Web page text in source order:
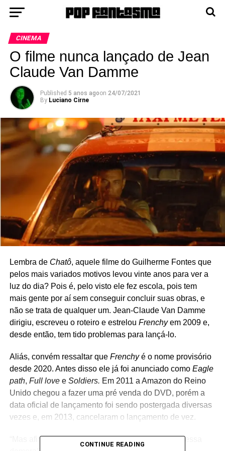
CINEMA
O filme nunca lançado de Jean
Claude Van Damme
Published 5 anos agoon 24/07/2021
By Luciano Cirne
Lembra de Chatô, aquele filme do Guilherme Fontes que
pelos mais variados motivos levou vinte anos para ver a
luz do dia? Pois é, pelo visto ele fez escola, pois tem
mais gente por aí sem conseguir concluir suas obras, e
não se trata de qualquer um. Jean-Claude Van Damme
dirigiu, escreveu o roteiro e estrelou Frenchyem 2009 e,
desde então, tem tido problemas para lançá-lo.
Aliás, convém ressaltar que Frenchyé o nome provisório
desde 2020. Antes disso ele já foi anunciado como Eagle
path, Full lovee Soldiers. Em 2011 a Amazon do Reino
Unido chegou a fazer uma pré venda do DVD, porém a
data oficial de lançamento foi sendo postergada diversas
vezes e, em 2013, cancelaram o lançamento de vez.
“Mas afinal do que se trata esse filme? E por que essa
CONTINUE READING